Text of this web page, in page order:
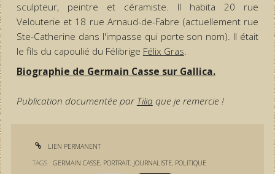
sculpteur, peintre et céramiste. Il habita 20 rue
Velouterie et 18 rue Arnaud-de-Fabre (actuellement rue
Ste-Catherine dans l'impasse qui porte son nom). Il était
le fils du capoulié du Félibrige Félix Gras.
Biographie de Germain Casse sur Gallica.
Publication documentée parTilia que je remercie !
LIEN PERMANENT
TAGS :GERMAIN CASSE, PORTRAIT, JOURNALISTE, POLITIQUE